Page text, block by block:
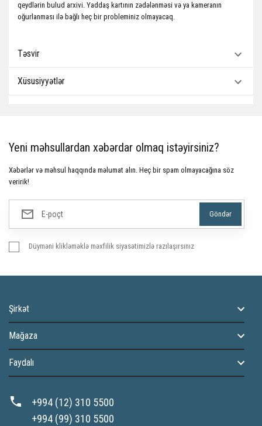
qeydlərin bulud arxivi. Yaddaş kartının zədələnməsi və ya kameranın
oğurlanması ilə bağlı heç bir probleminiz olmayacaq.
Təsvir
Xüsusiyyətlər
Yeni məhsullardan xəbərdar olmaq istəyirsiniz?
Xəbərlər və məhsul haqqında məlumat alın. Heç bir spam olmayacağına söz
veririk!
Düyməni klikləməklə məxfilik siyasətimizlə razılaşırsınız
Şirkət
Mağaza
Faydalı
+994 (12) 310 5500
+994 (99) 310 5500